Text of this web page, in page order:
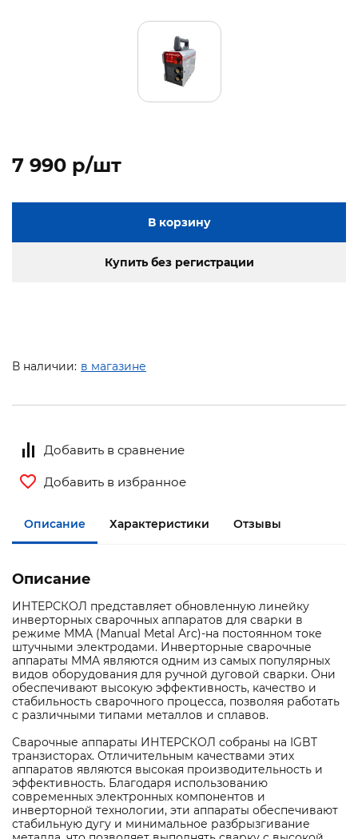
7 990 p/шт
В корзину
Купить без регистрации
В наличии: в магазине
Добавить в сравнение
Добавить в избранное
Описание Характеристики Отзывы
Описание
ИНТЕРСКОЛ представляет обновленную линейку
инверторных сварочных аппаратов для сварки в
режиме MMA (Manual Metal Arc)-на постоянном токе
штучными электродами. Инверторные сварочные
аппараты MMA являются одним из самых популярных
видов оборудования для ручной дуговой сварки. Они
обеспечивают высокую эффективность, качество и
стабильность сварочного процесса, позволяя работать
с различными типами металлов и сплавов.
Сварочные аппараты ИНТЕРСКОЛ собраны на IGBT
транзисторах. Отличительным качествами этих
аппаратов являются высокая производительность и
эффективность. Благодаря использованию
современных электронных компонентов и
инверторной технологии, эти аппараты обеспечивают
стабильную дугу и минимальное разбрызгивание